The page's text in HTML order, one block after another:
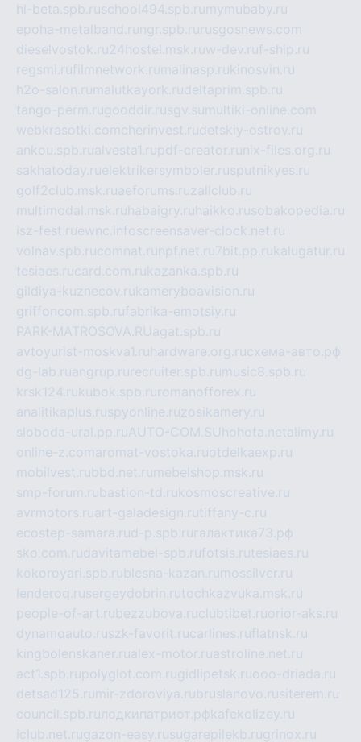
hl-beta.spb.ruschool494.spb.ru mymubaby.ru
epoha-metalband.ru ngr.spb.ru rusgosnews.com
dieselvostok.ru24hostel.msk.ruw-dev.ruf-ship.ru
regsmi.rufilmnetwork.ru malinasp.rukinosvin.ru
h2o-salon.ru malutkayork.rudeltaprim.spb.ru
tango-perm.rugooddir.rusgv.su multiki-online.com
webkrasotki.comcherinvest.rudetskiy-ostrov.ru
ankou.spb.rualvesta1.rupdf-creator.ru nix-files.org.ru
sakhatoday.ruelektrikersymboler.rusputnikyes.ru
golf2club.msk.ruaeforums.ruzallclub.ru
multimodal.msk.ru habaigry.ru haikko.rusobakopedia.ru
isz-fest.ruewnc.infoscreensaver-clock.net.ru
volnav.spb.rucomnat.ru npf.net.ru7bit.pp.rukalugatur.ru
tesiaes.rucard.com.rukazanka.spb.ru
gildiya-kuznecov.rukameryboavision.ru
griffoncom.spb.rufabrika-emotsiy.ru
PARK-MATROSOVA.RUagat.spb.ru
avtoyurist-moskva1.ru hardware.org.ruсхема-авто.рф
dg-lab.ruangrup.ru recruiter.spb.ru music8.spb.ru
krsk124.rukubok.spb.ru romanofforex.ru
analitikaplus.ruspyonline.ruzosikamery.ru
sloboda-ural.pp.ruAUTO-COM.SU hohota.netalimy.ru
online-z.comaromat-vostoka.ruotdelkaexp.ru
mobilvest.rubbd.net.ru mebelshop.msk.ru
smp-forum.rubastion-td.rukosmoscreative.ru
avrmotors.ruart-galadesign.rutiffany-c.ru
ecostep-samara.rud-p.spb.ru галактика73.рф
sko.com.rudavitamebel-spb.rufotsis.rutesiaes.ru
kokoroyari.spb.rublesna-kazan.ru mossilver.ru
lenderoq.rusergeydobrin.rutochkazvuka.msk.ru
people-of-art.rubezzubova.ruclubtibet.ruorior-aks.ru
dynamoauto.ruszk-favorit.rucarlines.ruflatnsk.ru
kingbolenskaner.rualex-motor.ruastroline.net.ru
act1.spb.rupolyglot.com.rugidlipetsk.ruooo-driada.ru
detsad125.ru mir-zdoroviya.rubruslanovo.rusiterem.ru
council.spb.ruлодкипатриот.рфkafekolizey.ru
iclub.net.rugazon-easy.rusugarepilekb.rugrinox.ru